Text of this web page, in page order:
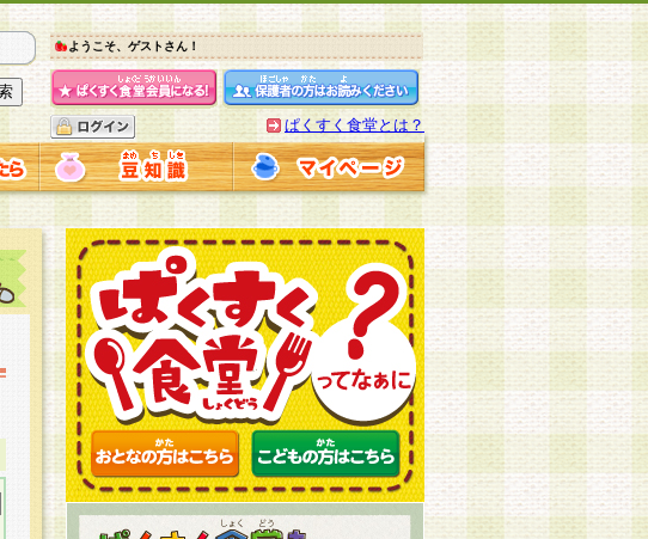
ようこそ、ゲストさん！
ぱくすく食堂とは？